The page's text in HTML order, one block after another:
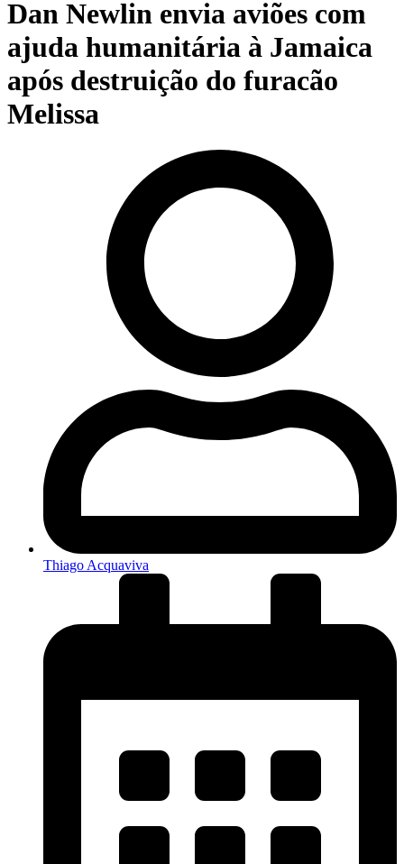
Dan Newlin envia aviões com
ajuda humanitária à Jamaica
após destruição do furacão
Melissa
Thiago Acquaviva